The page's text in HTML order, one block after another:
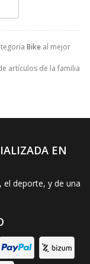
Bike al mejor
artículos de la familia
EN
el deporte, y de una